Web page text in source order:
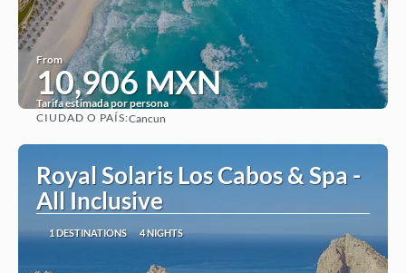
From
10,906 MXN
Tarifa estimada por persona
CIUDAD O PAÍS:Cancun
Royal Solaris Los Cabos & Spa -
All Inclusive
1 DESTINATIONS 4 NIGHTS